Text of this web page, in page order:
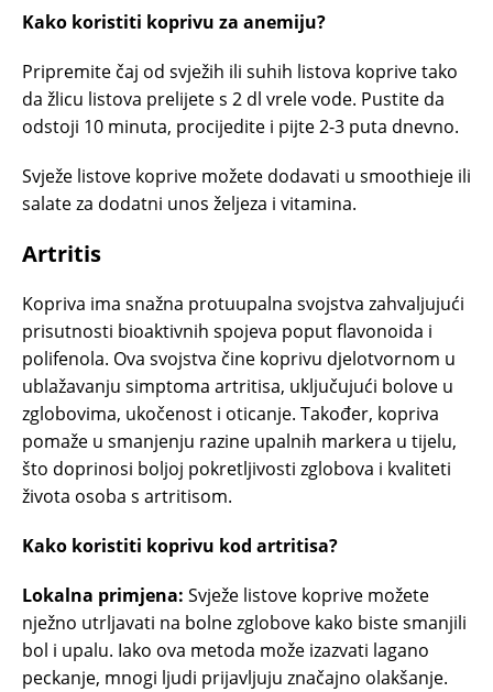
Kako koristiti koprivu za anemiju?
Pripremite čaj od svježih ili suhih listova koprive tako
da žlicu listova prelijete s 2 dl vrele vode. Pustite da
odstoji 10 minuta, procijedite i pijte 2-3 puta dnevno.
Svježe listove koprive možete dodavati u smoothieje ili
salate za dodatni unos željeza i vitamina.
Artritis
Kopriva ima snažna protuupalna svojstva zahvaljujući
prisutnosti bioaktivnih spojeva poput flavonoida i
polifenola. Ova svojstva čine koprivu djelotvornom u
ublažavanju simptoma artritisa, uključujući bolove u
zglobovima, ukočenost i oticanje. Također, kopriva
pomaže u smanjenju razine upalnih markera u tijelu,
što doprinosi boljoj pokretljivosti zglobova i kvaliteti
života osoba s artritisom.
Kako koristiti koprivu kod artritisa?
Lokalna primjena: Svježe listove koprive možete
nježno utrljavati na bolne zglobove kako biste smanjili
bol i upalu. Iako ova metoda može izazvati lagano
peckanje, mnogi ljudi prijavljuju značajno olakšanje.